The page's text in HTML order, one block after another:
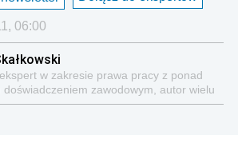
06:00
w zakresie prawa pracy z ponad
doświadczeniem zawodowym, autor wielu
z tej tematyki